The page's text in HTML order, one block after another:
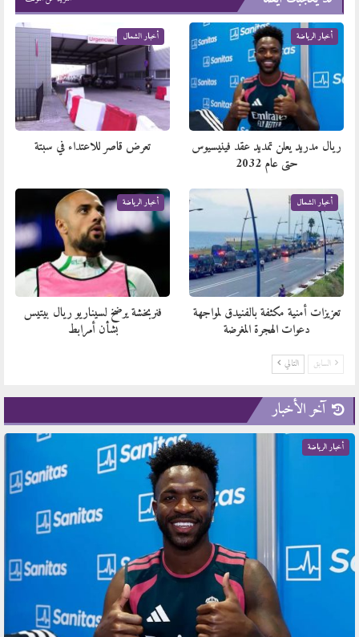
أخبار الرياضة
ريال مدريد يعلن تمديد عقد فينيسيوس
حتى عام 2032
أخبار الشمال
تعرض قاصر للاعتداء في سبتة
أخبار الشمال
تعزيزات أمنية مكثفة بالفنيدق لمواجهة
دعوات الهجرة المغرضة
أخبار الرياضة
فنربخشة يرضخ لسيناريو ريال بيتيس
بشأن أمرابط
السابق التالي
آخر الأخبار
أخبار الرياضة